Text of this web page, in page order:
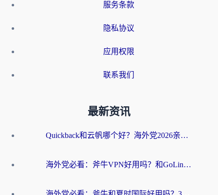
服务条款
隐私协议
应用权限
联系我们
最新资讯
Quickback和云帆哪个好？海外党2026亲测指南：选对加速器大陆工具，无缝刷国内剧玩国服
海外党必看：斧牛VPN好用吗？和GoLinkVPN对比哪个回国效果更好？